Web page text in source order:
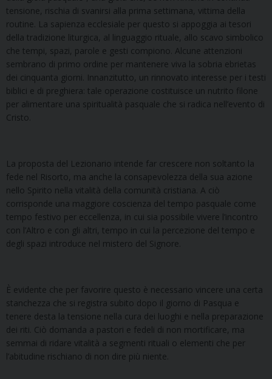
tensione, rischia di svanirsi alla prima settimana, vittima della
routine. La sapienza ecclesiale per questo si appoggia ai tesori
della tradizione liturgica, al linguaggio rituale, allo scavo simbolico
che tempi, spazi, parole e gesti compiono. Alcune attenzioni
sembrano di primo ordine per mantenere viva la sobria ebrietas
dei cinquanta giorni. Innanzitutto, un rinnovato interesse per i testi
biblici e di preghiera: tale operazione costituisce un nutrito filone
per alimentare una spiritualità pasquale che si radica nell’evento di
Cristo.
La proposta del Lezionario intende far crescere non soltanto la
fede nel Risorto, ma anche la consapevolezza della sua azione
nello Spirito nella vitalità della comunità cristiana. A ciò
corrisponde una maggiore coscienza del tempo pasquale come
tempo festivo per eccellenza, in cui sia possibile vivere l’incontro
con l’Altro e con gli altri, tempo in cui la percezione del tempo e
degli spazi introduce nel mistero del Signore.
È evidente che per favorire questo è necessario vincere una certa
stanchezza che si registra subito dopo il giorno di Pasqua e
tenere desta la tensione nella cura dei luoghi e nella preparazione
dei riti. Ciò domanda a pastori e fedeli di non mortificare, ma
semmai di ridare vitalità a segmenti rituali o elementi che per
l’abitudine rischiano di non dire più niente.